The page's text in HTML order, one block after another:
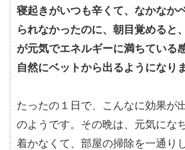
寝起きがいつも辛くて、なかなか
られなかったのに、朝目覚めると
が元気でエネルギーに満ちている
自然にベットから出るようになり
たったの１日で、こんなに効果が
のようです。その晩は、元気にな
着かなくて、部屋の掃除を一通り